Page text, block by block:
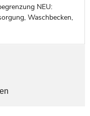
NEU:
Waschbecken,